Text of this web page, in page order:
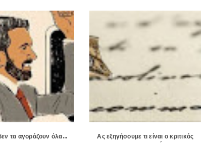
τα αγοράζουν όλα...
Ας εξηγήσουμε τι είναι ο κριτικός